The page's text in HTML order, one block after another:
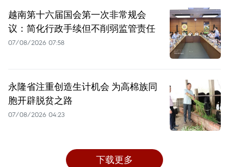
越南第十六届国会第一次非常规会
议：简化行政手续但不削弱监管责任
07/08/2026 07:58
永隆省注重创造生计机会 为高棉族同
胞开辟脱贫之路
07/08/2026 04:23
下载更多